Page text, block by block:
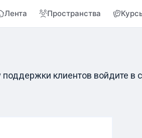
Лента Пространства
поддержки клиентов войдите в